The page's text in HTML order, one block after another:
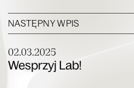
NASTĘPNY WPIS
02.03.2025
Wesprzyj Lab!